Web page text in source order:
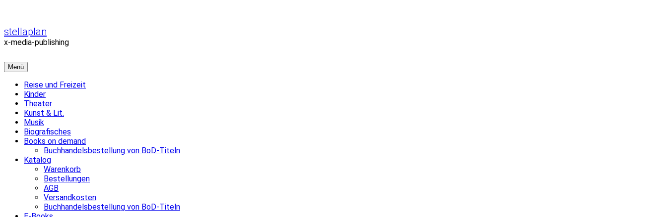
überspringen
stellaplan
x-media-publishing
Menü
Reise und Freizeit
Kinder
Theater
Kunst & Lit.
Musik
Biografisches
Books on demand
Buchhandelsbestellung von BoD-Titeln
Katalog
Warenkorb
Bestellungen
AGB
Versandkosten
Buchhandelsbestellung von BoD-Titeln